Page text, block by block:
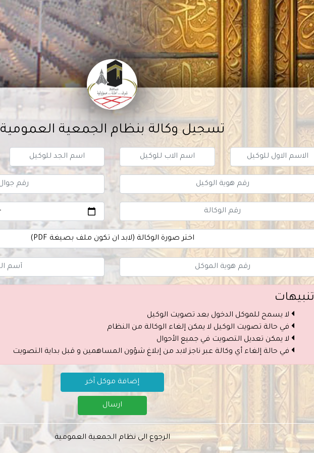
تسجيل وكالة بنظام الجمعية العمومية
اختر صورة الوكالة (لابد ان تكون ملف بصيغة PDF)
تنبيهات
لا يسمح للموكل الدخول بعد تصويت الوكيل
في حالة تصويت الوكيل لا يمكن إلغاء الوكالة من النظام
لا يمكن تعديل التصويت في جميع الأحوال
في حالة إلغاء أي وكالة عبر ناجز لابد من إبلاغ شؤون المساهمين و قبل بداية التصويت
إضافة موكل آخر
ارسال
الرجوع الى نظام الجمعية العمومية